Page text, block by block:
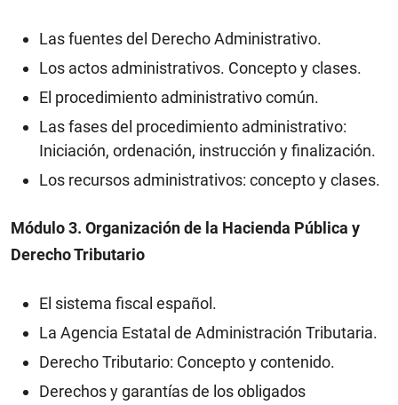
Las fuentes del Derecho Administrativo.
Los actos administrativos. Concepto y clases.
El procedimiento administrativo común.
Las fases del procedimiento administrativo:
Iniciación, ordenación, instrucción y finalización.
Los recursos administrativos: concepto y clases.
Módulo 3. Organización de la Hacienda Pública y
Derecho Tributario
El sistema fiscal español.
La Agencia Estatal de Administración Tributaria.
Derecho Tributario: Concepto y contenido.
Derechos y garantías de los obligados